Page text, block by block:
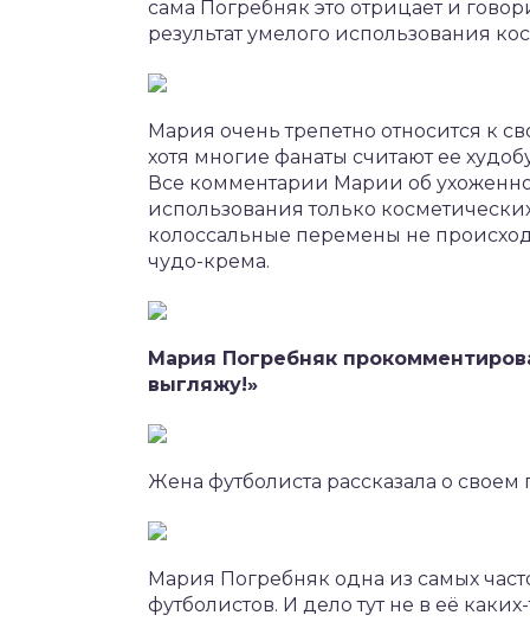
сама Погребняк это отрицает и
результат умелого использования
Мария очень трепетно относится к
хотя многие фанаты считают ее
Все комментарии Марии об
использования только
колоссальные перемены не
чудо-крема.
Мария Погребняк
выгляжу!»
Жена футболиста рассказала о своем
Мария Погребняк одна из самых
футболистов. И дело тут не в её